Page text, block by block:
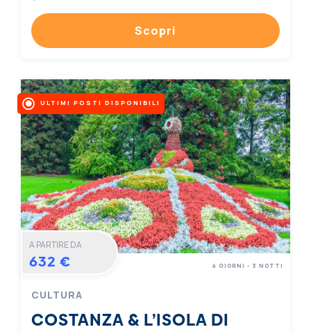
Scopri
ULTIMI POSTI DISPONIBILI
A PARTIRE DA
632 €
CULTURA
COSTANZA & L’ISOLA DI
4 GIORNI - 3 NOTTI